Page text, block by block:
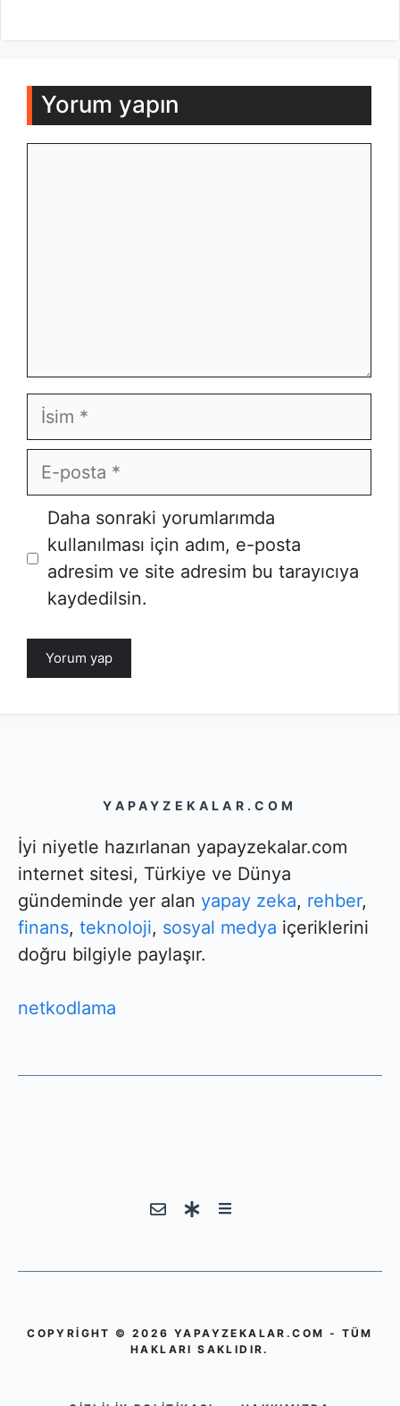
Yorum yapın
İsim
E-
posta
İnternet
sitesi
Daha sonraki yorumlarımda
kullanılması için adım, e-posta
adresim ve site adresim bu tarayıcıya
kaydedilsin.
YAPAYZEKALAR.COM
İyi niyetle hazırlanan yapayzekalar.com
internet sitesi, Türkiye ve Dünya
gündeminde yer alan yapay zeka, rehber,
finans, teknoloji, sosyal medya içeriklerini
doğru bilgiyle paylaşır.
netkodlama
COPYRIGHT © 2026 YAPAYZEKALAR.COM - TÜM
HAKLARI SAKLIDIR.